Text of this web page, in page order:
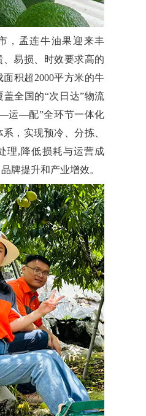
，孟连牛油果迎来丰
易损、时效要求高的
积超2000平方米的牛
全国的“次日达”物流
运—配”全环节一体化
，实现预冷、分拣、
理,降低损耗与运营成
牌提升和产业增效。